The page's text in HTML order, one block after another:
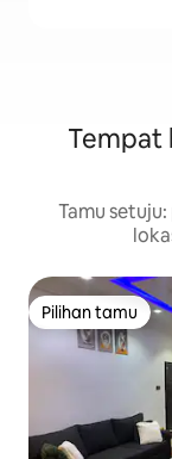
Tempat
Tamu
Pilihan tamu
Pilihan tamu